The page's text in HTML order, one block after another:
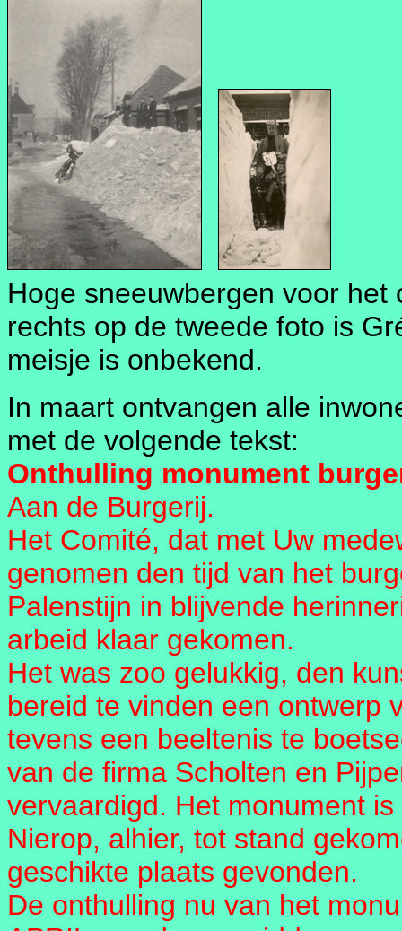
Hoge sneeuwbergen voor
rechts op de tweede foto is
meisje is onbekend.
In maart ontvangen alle
met de volgende tekst:
Onthulling monument
Aan de Burgerij.
Het Comité, dat met Uw
genomen den tijd van het
Palenstijn in blijvende
arbeid klaar gekomen.
Het was zoo gelukkig, den
bereid te vinden een ontwerp
tevens een beeltenis te
van de firma Scholten en
vervaardigd. Het monument
Nierop, alhier, tot stand
geschikte plaats gevonden.
De onthulling nu van het